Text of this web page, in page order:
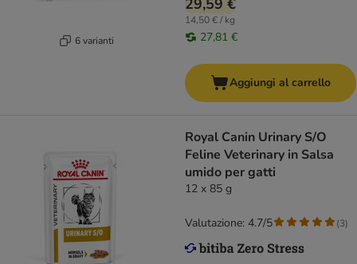
6 varianti
29,59 €
14,50 € / kg
27,81 €
Aggiungi al carrello
Royal Canin Urinary S/O
Feline Veterinary in Salsa
umido per gatti
12 x 85 g
Valutazione: 4.7/5 (3)